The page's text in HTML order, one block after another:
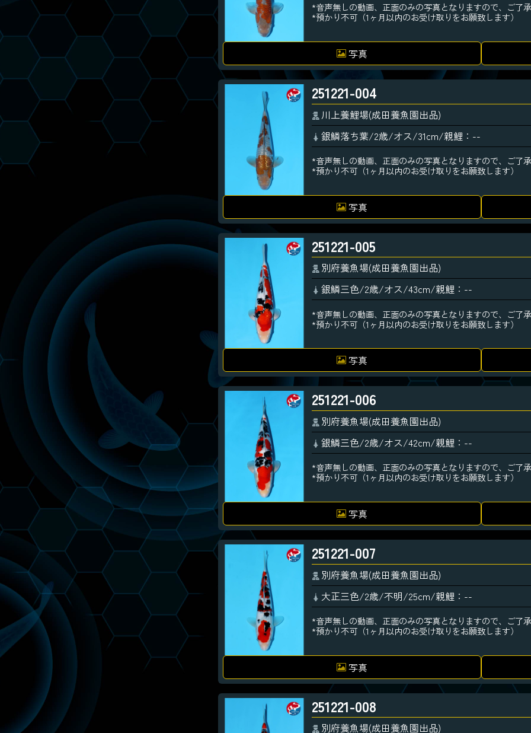
*音声無しの動画、正面のみの写真となりますので、ご了
*預かり不可（1ヶ月以内のお受け取りをお願致します）
写真
251221-004
川上養鯉場(成田養魚園出品)
銀鱗落ち葉/2歳/オス/31cm/親鯉：--
*音声無しの動画、正面のみの写真となりますので、ご了
*預かり不可（1ヶ月以内のお受け取りをお願致します）
写真
251221-005
別府養魚場(成田養魚園出品)
銀鱗三色/2歳/オス/43cm/親鯉：--
*音声無しの動画、正面のみの写真となりますので、ご了
*預かり不可（1ヶ月以内のお受け取りをお願致します）
写真
251221-006
別府養魚場(成田養魚園出品)
銀鱗三色/2歳/オス/42cm/親鯉：--
*音声無しの動画、正面のみの写真となりますので、ご了
*預かり不可（1ヶ月以内のお受け取りをお願致します）
写真
251221-007
別府養魚場(成田養魚園出品)
大正三色/2歳/不明/25cm/親鯉：--
*音声無しの動画、正面のみの写真となりますので、ご了
*預かり不可（1ヶ月以内のお受け取りをお願致します）
写真
251221-008
別府養魚場(成田養魚園出品)